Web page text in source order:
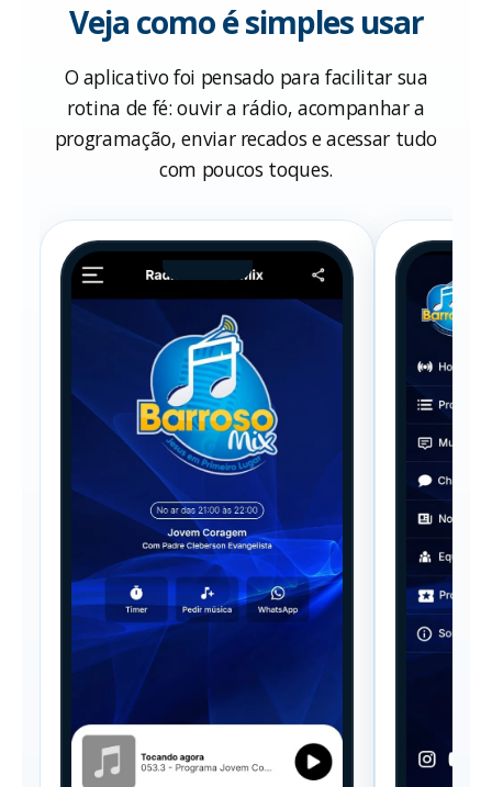
Veja como é simples usar
O aplicativo foi pensado para facilitar sua
rotina de fé: ouvir a rádio, acompanhar a
programação, enviar recados e acessar tudo
com poucos toques.